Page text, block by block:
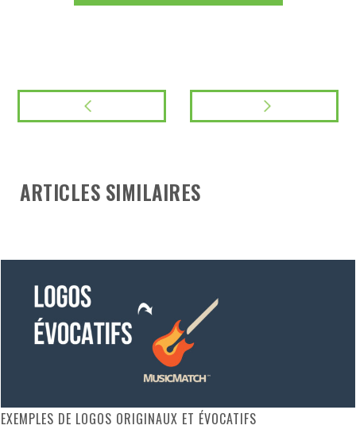
ARTICLES SIMILAIRES
EXEMPLES DE LOGOS ORIGINAUX ET ÉVOCATIFS